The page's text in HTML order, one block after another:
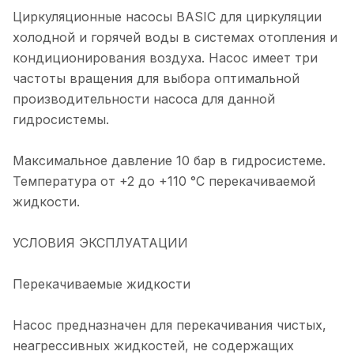
Циркуляционные насосы BASIC для циркуляции
холодной и горячей воды в системах отопления и
кондиционирования воздуха. Насос имеет три
частоты вращения для выбора оптимальной
производительности насоса для данной
гидросистемы.
Максимальное давление 10 бар в гидросистеме.
Температура от +2 до +110 °С перекачиваемой
жидкости.
УСЛОВИЯ ЭКСПЛУАТАЦИИ
Перекачиваемые жидкости
Насос предназначен для перекачивания чистых,
неагрессивных жидкостей, не содержащих